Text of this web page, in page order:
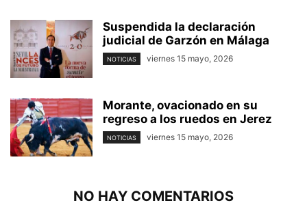
Suspendida la declaración
judicial de Garzón en Málaga
NOTICIAS viernes 15 mayo, 2026
Morante, ovacionado en su
regreso a los ruedos en Jerez
NOTICIAS viernes 15 mayo, 2026
NO HAY COMENTARIOS